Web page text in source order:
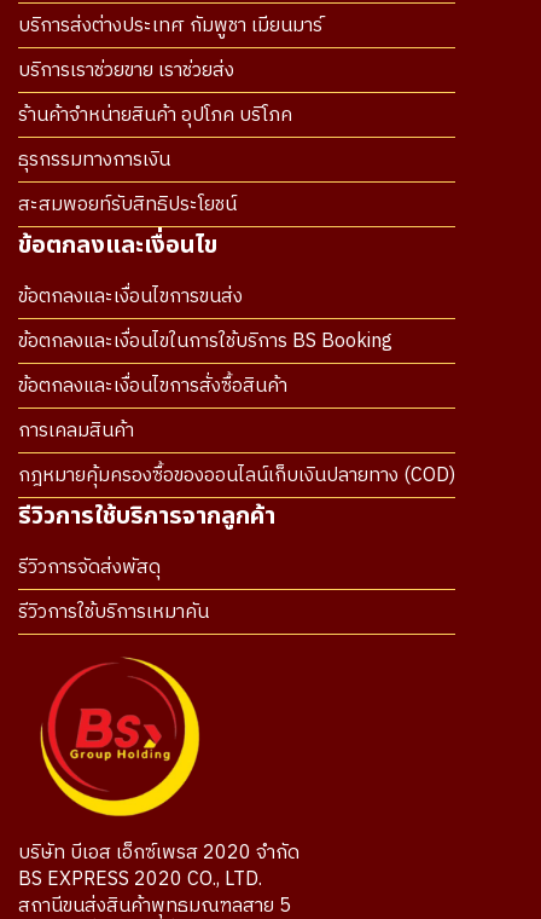
บริการส่งต่างประเทศ กัมพูชา เมียนมาร์
บริการเราช่วยขาย เราช่วยส่ง
ร้านค้าจำหน่ายสินค้า อุปโภค บริโภค
ธุรกรรมทางการเงิน
สะสมพอยท์รับสิทธิประโยชน์
ข้อตกลงและเงื่อนไข
ข้อตกลงและเงื่อนไขการขนส่ง
ข้อตกลงและเงื่อนไขในการใช้บริการ BS Booking
ข้อตกลงและเงื่อนไขการสั่งซื้อสินค้า
การเคลมสินค้า
กฎหมายคุ้มครองซื้อของออนไลน์เก็บเงินปลายทาง (COD)
รีวิวการใช้บริการจากลูกค้า
รีวิวการจัดส่งพัสดุ
รีวิวการใช้บริการเหมาคัน
บริษัท บีเอส เอ็กซ์เพรส 2020 จำกัด
BS EXPRESS 2020 CO., LTD.
สถานีขนส่งสินค้าพุทธมณฑลสาย 5